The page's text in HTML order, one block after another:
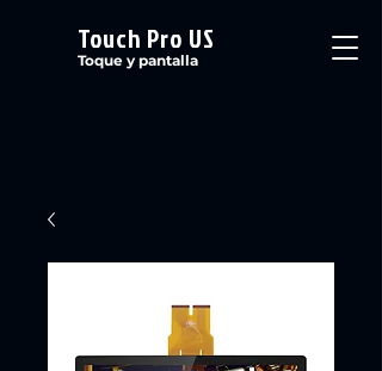
Touch Pro US
Toque y pantalla